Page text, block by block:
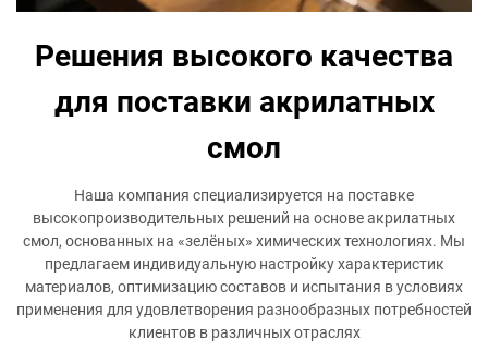
Решения высокого качества
для поставки акрилатных
смол
Наша компания специализируется на поставке
высокопроизводительных решений на основе акрилатных
смол, основанных на «зелёных» химических технологиях. Мы
предлагаем индивидуальную настройку характеристик
материалов, оптимизацию составов и испытания в условиях
применения для удовлетворения разнообразных потребностей
клиентов в различных отраслях